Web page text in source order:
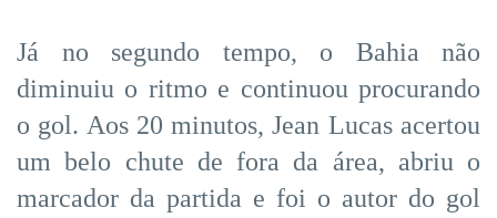
Já no segundo tempo, o Bahia não
diminuiu o ritmo e continuou procurando
o gol. Aos 20 minutos, Jean Lucas acertou
um belo chute de fora da área, abriu o
marcador da partida e foi o autor do gol